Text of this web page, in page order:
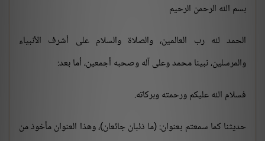
بسم الله الرحمن الرحيم
الحمد لله رب العالمين، والصلاة والسلام على أشرف الأنبياء
والمرسلين، نبينا محمد وعلى آله وصحبه أجمعين، أما بعد:
فسلام الله عليكم ورحمته وبركاته.
حديثنا كما سمعتم بعنوان: (ما ذئبان جائعان)، وهذا العنوان مأخوذ من